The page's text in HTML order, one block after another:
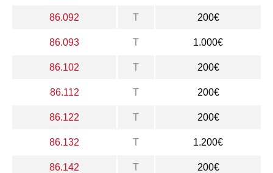
86.092 T 200€
86.093 T 1.000€
86.102 T 200€
86.112 T 200€
86.122 T 200€
86.132 T 1.200€
86.142 T 200€